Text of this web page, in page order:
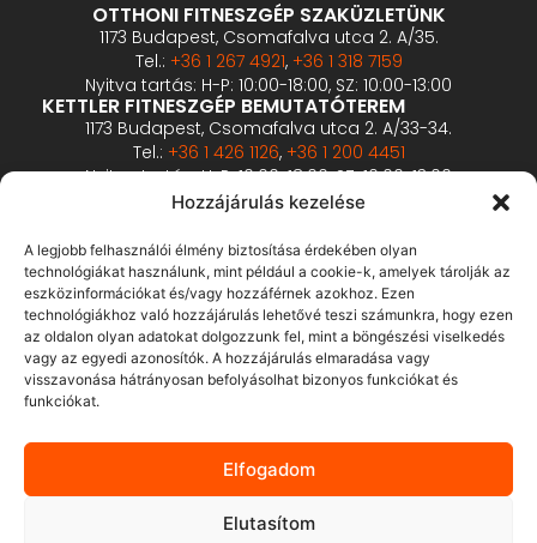
Hozzájárulás kezelése
A legjobb felhasználói élmény biztosítása érdekében olyan
technológiákat használunk, mint például a cookie-k, amelyek tárolják az
eszközinformációkat és/vagy hozzáférnek azokhoz. Ezen
technológiákhoz való hozzájárulás lehetővé teszi számunkra, hogy ezen
az oldalon olyan adatokat dolgozzunk fel, mint a böngészési viselkedés
vagy az egyedi azonosítók. A hozzájárulás elmaradása vagy
visszavonása hátrányosan befolyásolhat bizonyos funkciókat és
funkciókat.
Elfogadom
Elutasítom
OTTHONI FITNESZGÉP SZAKÜZLETÜNK
1173 Budapest, Csomafalva utca 2. A/35.
Tel.: +36 1 267 4921, +36 1 318 7159
Nyitva tartás: H-P: 10:00-18:00, SZ: 10:00-13:00
KETTLER FITNESZGÉP BEMUTATÓTEREM
1173 Budapest, Csomafalva utca 2. A/33-34.
Tel.: +36 1 426 1126, +36 1 200 4451
Nyitva tartás: H-P: 10:00-18:00, SZ: 10:00-13:00
PROFESSZIONÁLIS FITNESZGÉP BEMUTATÓTEREM
2360 Gyál, Vállalkozó u. 12.
Tel.: +36 1 900 0657
Nyitva tartás: előzetes bejelentkezés alapján
ÁSZF
Adatvédelmi tájékoztató
Fizetés és szállítás
GY.I.K.